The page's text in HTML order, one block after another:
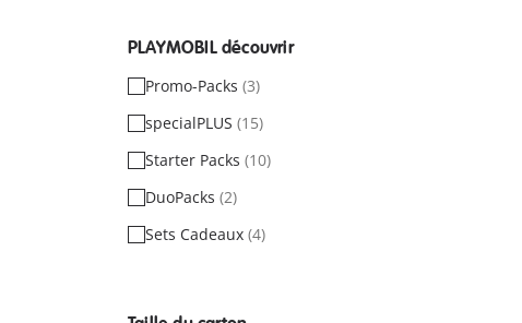
PLAYMOBIL découvrir
Promo-Packs (3)
specialPLUS (15)
Starter Packs (10)
DuoPacks (2)
Sets Cadeaux (4)